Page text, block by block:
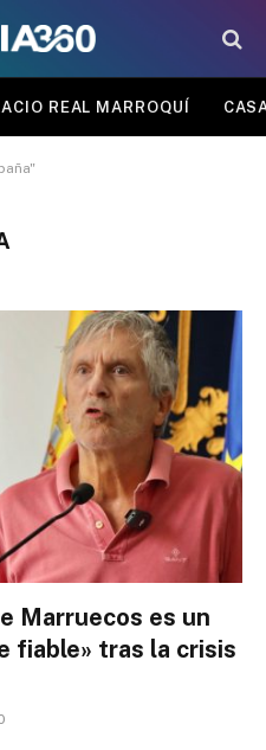
REAL MARROQUÍ
Marruecos es un
fiable» tras la crisis